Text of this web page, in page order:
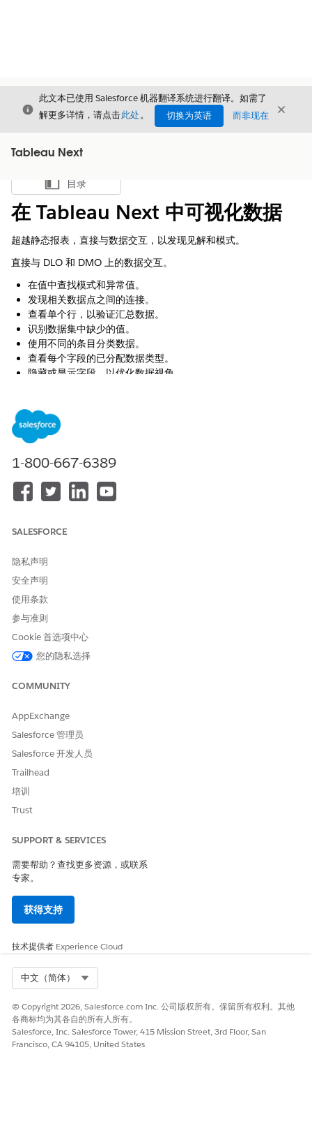
关闭
此文本已使用 Salesforce 机器翻译系统进行翻译。如需了
解更多详情，请点击此处。 切换为英语 而非现在 关闭
Tableau Next
显示目录
目录
在 Tableau Next 中可视化数据
超越静态报表，直接与数据交互，以发现见解和模式。
直接与 DLO 和 DMO 上的数据交互。
在值中查找模式和异常值。
发现相关数据点之间的连接。
查看单个行，以验证汇总数据。
识别数据集中缺少的值。
使用不同的条目分类数据。
查看每个字段的已分配数据类型。
隐藏或显示字段，以优化数据视角。
简档视图：将数据列视为汇总数据分布、值和空值的彩色条形
图。选择包含、排除或突出显示关系的值。
数据网格视图：以电子表格格式查看行级详细信息。此视图与简
档窗格同步，以确保一致性。
从应用程序启动程序中，查找并选择
添加数据以创建 DLO 或 DMO，或选择现有 DLO 或 DMO 开始
请与我们共享您的想法，以便我们进行改进！
1-800-667-6389
SALESFORCE
隐私声明
安全声明
使用条款
参与准则
Cookie 首选项中心
您的隐私选择
COMMUNITY
AppExchange
Salesforce 管理员
Salesforce 开发人员
Trailhead
培训
Trust
SUPPORT & SERVICES
需要帮助？查找更多资源，或联系
专家。
获得支持
技术提供者 Experience Cloud
中文（简体）
© Copyright 2026, Salesforce.com Inc. 公司版权所有。保留所有权利。其他
各商标均为其各自的所有人所有。
Salesforce, Inc. Salesforce Tower, 415 Mission Street, 3rd Floor, San
Francisco, CA 94105, United States